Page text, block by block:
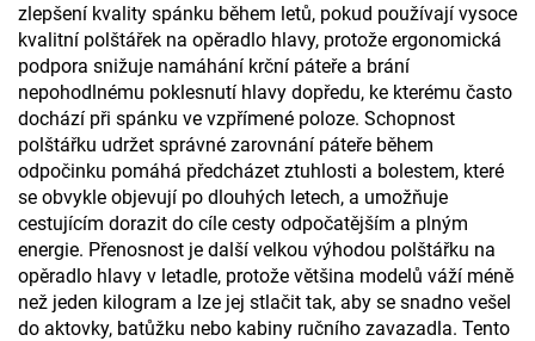
zlepšení kvality spánku během letů, pokud používají vysoce
kvalitní polštářek na opěradlo hlavy, protože ergonomická
podpora snižuje namáhání krční páteře a brání
nepohodlnému poklesnutí hlavy dopředu, ke kterému často
dochází při spánku ve vzpřímené poloze. Schopnost
polštářku udržet správné zarovnání páteře během
odpočinku pomáhá předcházet ztuhlosti a bolestem, které
se obvykle objevují po dlouhých letech, a umožňuje
cestujícím dorazit do cíle cesty odpočatějším a plným
energie. Přenosnost je další velkou výhodou polštářku na
opěradlo hlavy v letadle, protože většina modelů váží méně
než jeden kilogram a lze jej stlačit tak, aby se snadno vešel
do aktovky, batůžku nebo kabiny ručního zavazadla. Tento